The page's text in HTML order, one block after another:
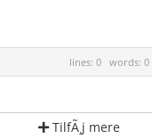
lines: 0 words: 0
TilfÃ¸j mere